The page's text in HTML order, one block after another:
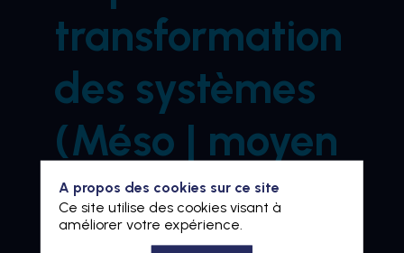
transformation
des systèmes
(Méso | moyen
terme)
A propos des cookies sur ce site
Ce site utilise des cookies visant à
améliorer votre expérience.